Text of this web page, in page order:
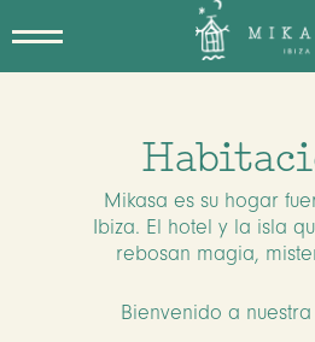
to
Mikasa es su hogar
Ibiza. El hotel y la isla
rebosan magia,
Bienvenido a